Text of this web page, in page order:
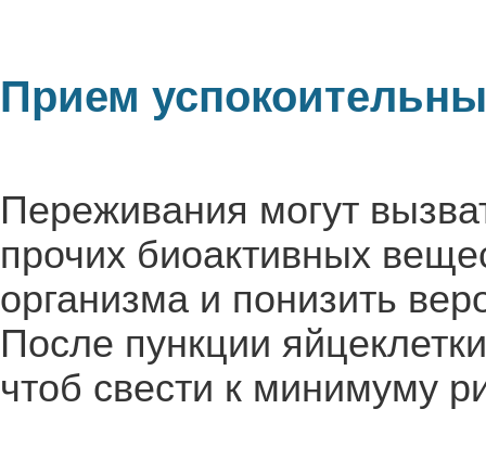
Прием
Переживания могут
прочих биоактивных
организма и понизить
После пункции
чтоб свести к минимуму